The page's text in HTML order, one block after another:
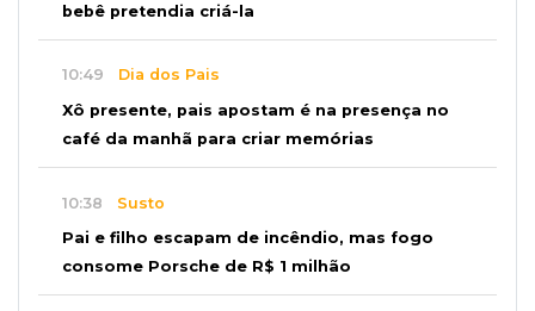
bebê pretendia criá-la
10:49 Dia dos Pais
Xô presente, pais apostam é na presença no
café da manhã para criar memórias
10:38 Susto
Pai e filho escapam de incêndio, mas fogo
consome Porsche de R$ 1 milhão